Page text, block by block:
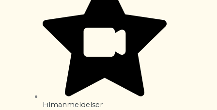
Filmanmeldelser